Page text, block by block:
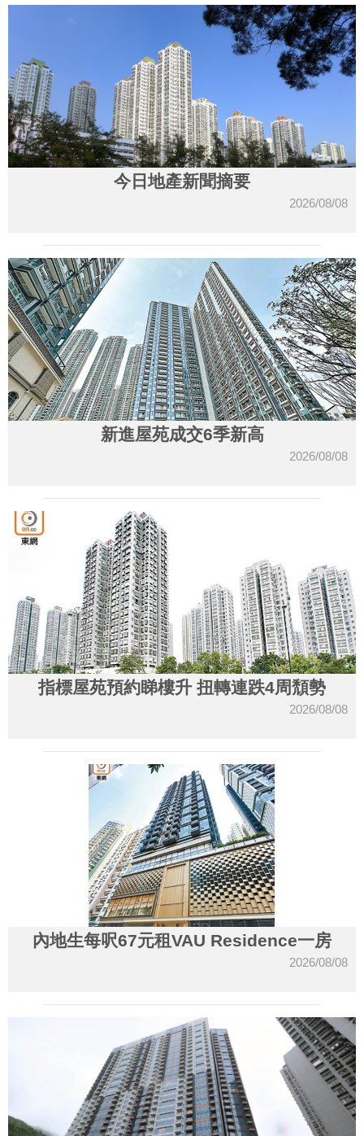
今日地產新聞摘要
2026/08/08
新進屋苑成交6季新高
2026/08/08
指標屋苑預約睇樓升 扭轉連跌4周頹勢
2026/08/08
內地生每呎67元租VAU Residence一房
2026/08/08